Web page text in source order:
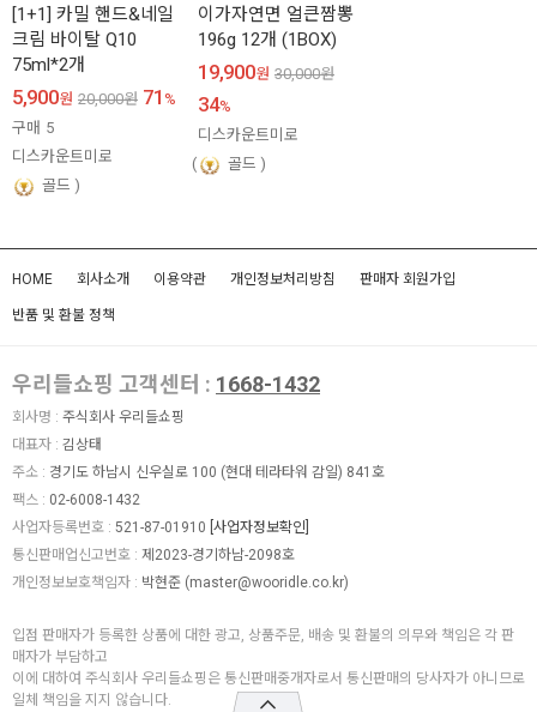
[1+1] 카밀 핸드&네일
크림 바이탈 Q10
75ml*2개
5,900원 20,000원 71 %
구매 5
디스카운트미로
골드
이가자연면 얼큰짬뽕
196g 12개 (1BOX)
19,900원 30,000원
34%
디스카운트미로
골드
HOME 회사소개 이용약관 개인정보처리방침 판매자 회원가입
반품 및 환불 정책
우리들쇼핑 고객센터 : 1668-1432
회사명 : 주식회사 우리들쇼핑
대표자 : 김상태
주소 : 경기도 하남시 신우실로 100 (현대 테라타워 감일) 841호
팩스 : 02-6008-1432
사업자등록번호 : 521-87-01910 [사업자정보확인]
통신판매업신고번호 : 제2023-경기하남-2098호
개인정보보호책임자 : 박현준 (master@wooridle.co.kr)
입점 판매자가 등록한 상품에 대한 광고, 상품주문, 배송 및 환불의 의무와 책임은 각 판
매자가 부담하고
이에 대하여 주식회사 우리들쇼핑은 통신판매중개자로서 통신판매의 당사자가 아니므로
일체 책임을 지지 않습니다.